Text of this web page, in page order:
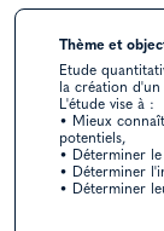
Thème et
Etude
la création
L'étude vise à :
• Mieux
potentiels,
• Déterminer
• Déterminer
• Déterminer